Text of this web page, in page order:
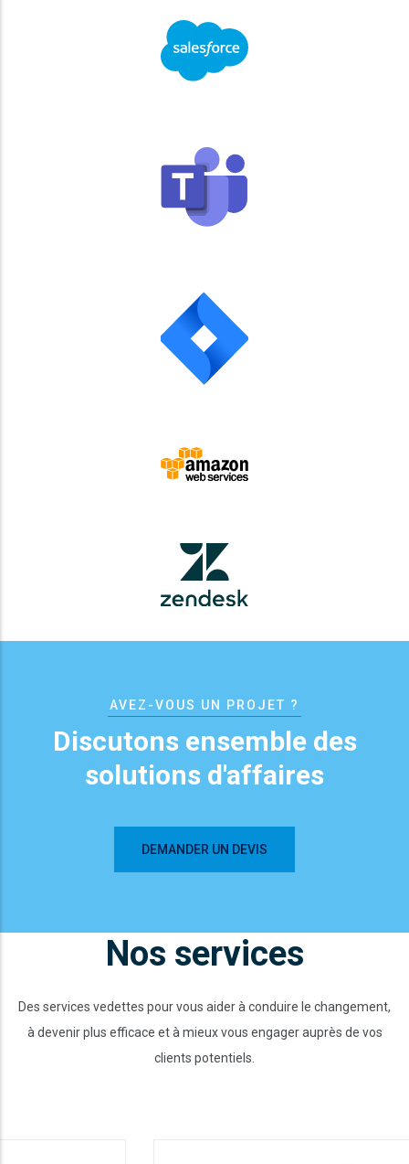
AVEZ-VOUS UN PROJET ?
Discutons ensemble des
solutions d'affaires
DEMANDER UN DEVIS
Nos services
Des services vedettes pour vous aider à conduire le changement,
à devenir plus efficace et à mieux vous engager auprès de vos
clients potentiels.